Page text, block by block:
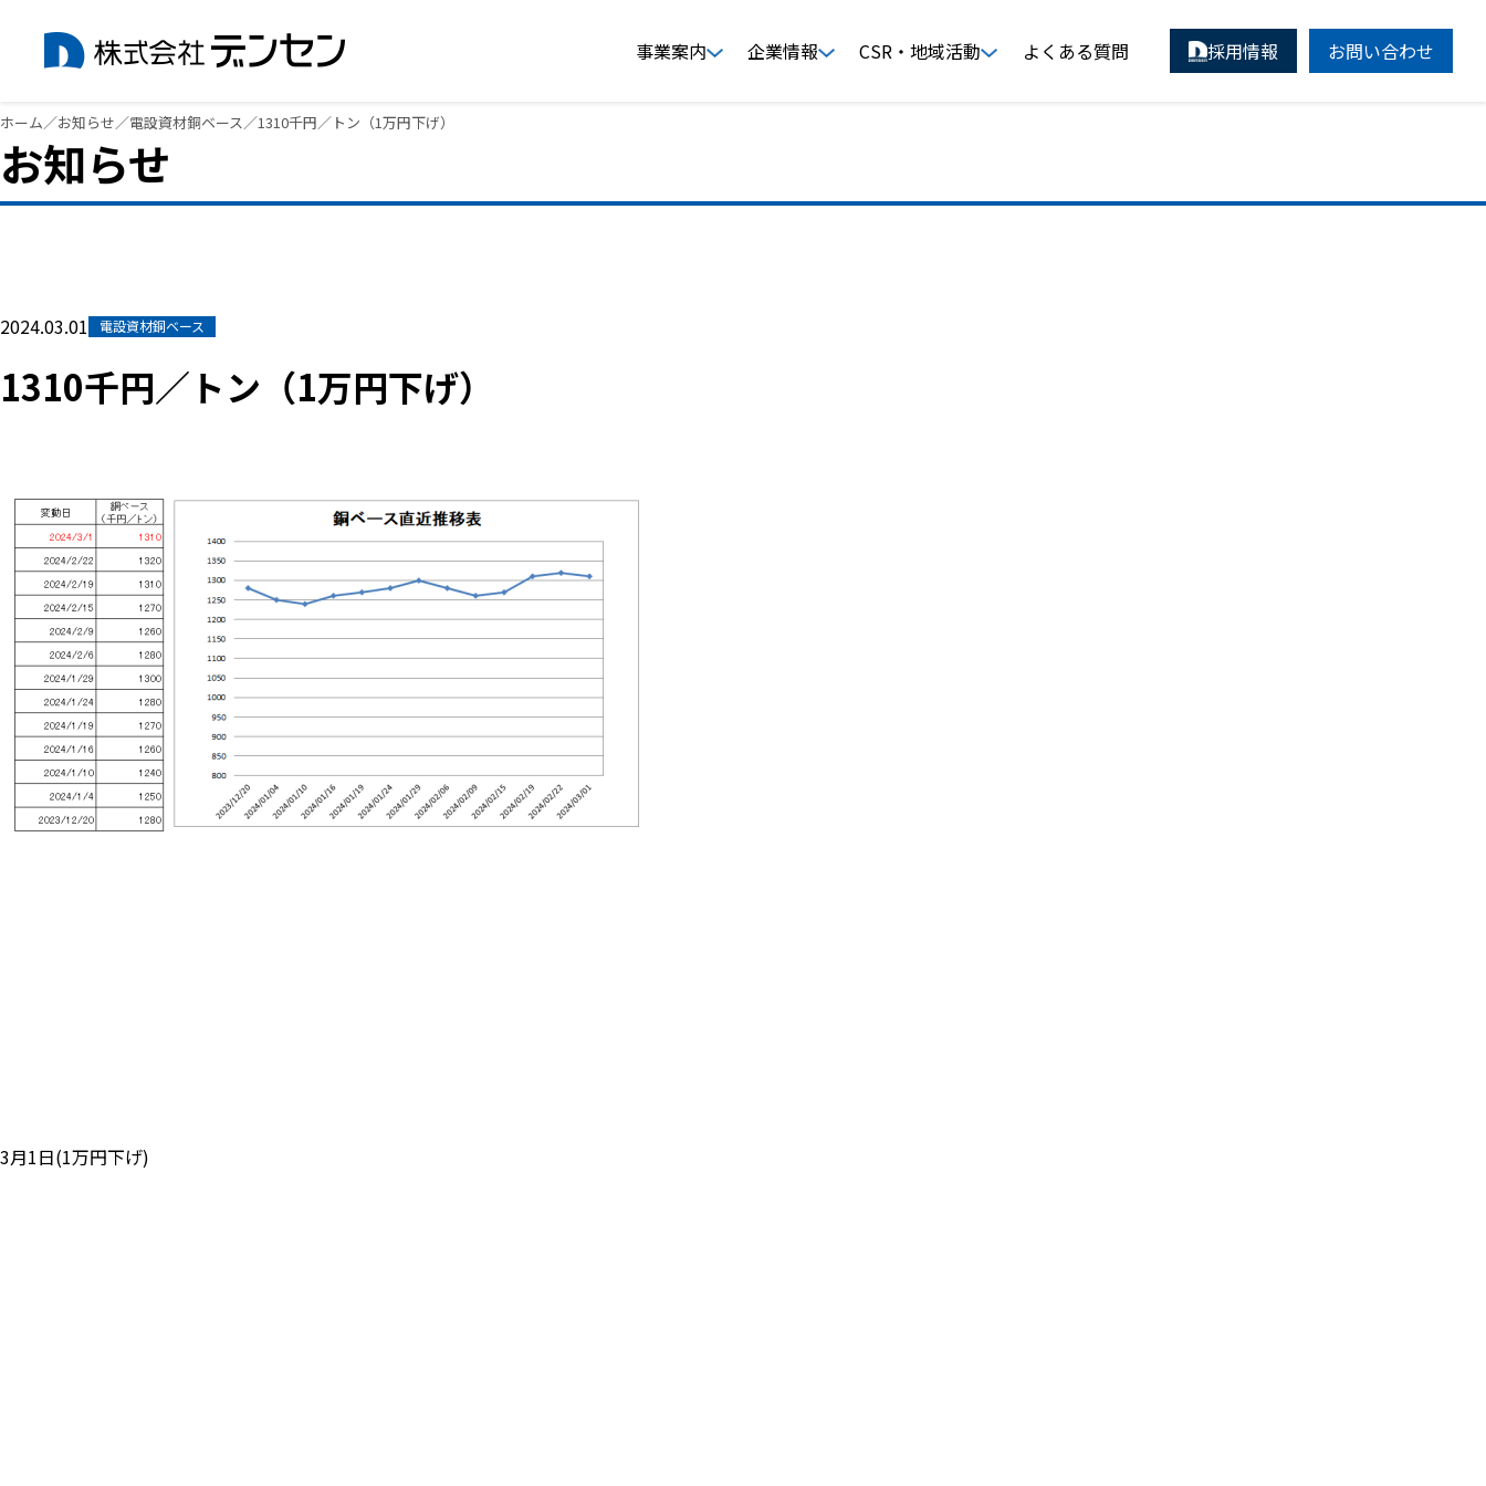
内
容
を
ス
事業案内 企業情報 CSR・地域活動 よくある質問 採用情報 お問い合わせ
ホーム／お知らせ／電設資材銅ベース／1310千円／トン（1万円下げ）
お知らせ
2024.03.01 電設資材銅ベース
1310千円／トン（1万円下げ）
3月1日(1万円下げ)